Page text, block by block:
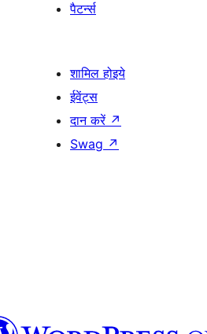
पैटर्न्स
शामिल होइये
ईवेंट्स
दान करें ↗
Swag ↗